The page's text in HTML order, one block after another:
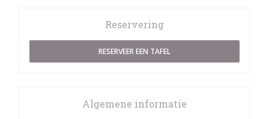
Reservering
RESERVEER EEN TAFEL
Algemene informatie